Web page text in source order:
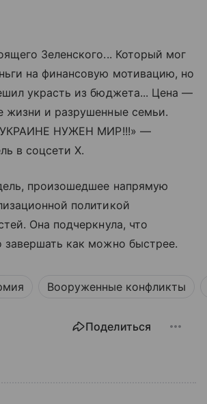
Зеленского... Который мог
на финансовую мотивацию, но
украсть из бюджета... Цена —
жизни и разрушенные семьи.
УКРАИНЕ НУЖЕН МИР!!!» —
в соцсети X.
произошедшее напрямую
политикой
Она подчеркнула, что
завершать как можно быстрее.
Вооруженные конфликты
Поделиться